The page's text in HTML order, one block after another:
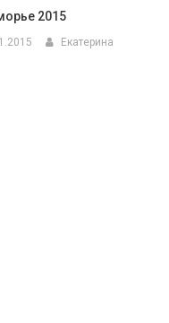
2015
Екатерина